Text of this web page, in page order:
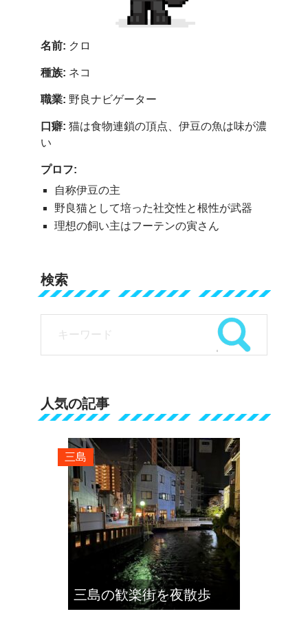
名前: クロ
種族: ネコ
職業: 野良ナビゲーター
口癖: 猫は食物連鎖の頂点、伊豆の魚は味が濃
い
プロフ:
自称伊豆の主
野良猫として培った社交性と根性が武器
理想の飼い主はフーテンの寅さん
検索
人気の記事
三島の歓楽街を夜散歩
三島